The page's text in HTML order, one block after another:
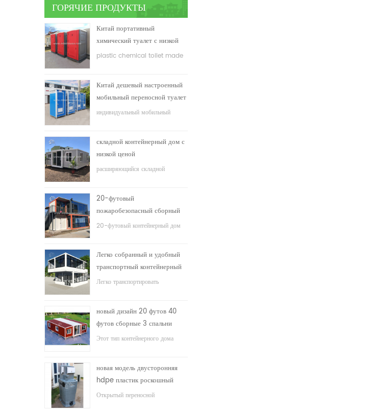
ГОРЯЧИЕ ПРОДУКТЫ
Китай портативный
химический туалет с низкой
ценой
plastic chemical toilet made
Китай дешевый настроенный
мобильный переносной туалет
для строительной площадки
индивидуальный мобильный
складной контейнерный дом с
низкой ценой
расширяющийся складной
20-футовый
пожаробезопасный сборный
дом жилой контейнерный дом
20-футовый контейнерный дом
Легко собранный и удобный
транспортный контейнерный
дом
Легко транспортировать
новый дизайн 20 футов 40
футов сборные 3 спальни
крошечный расширяемый
Этот тип контейнерного дома
ванную комнату и электрическую
систему.
новая модель двусторонняя
hdpe пластик роскошный
общественный умывальник
Открытый переносной